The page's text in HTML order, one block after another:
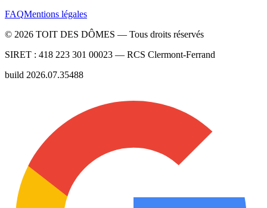
FAQMentions légales
© 2026 TOIT DES DÔMES — Tous droits réservés
SIRET : 418 223 301 00023 — RCS Clermont-Ferrand
build 2026.07.35488